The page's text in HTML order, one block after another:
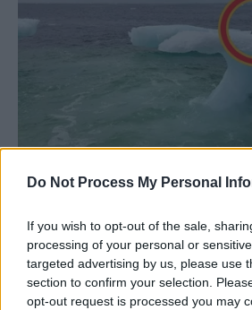
Do Not Process My Personal
If you wish to opt-out of the sale,
processing of your personal or
targeted advertising by us, please use
section to confirm your selection.
opt-out request is processed you may